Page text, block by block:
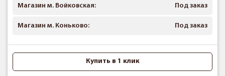
Магазин м. Войковская: Под заказ
Магазин м. Коньково: Под заказ
Купить в 1 клик